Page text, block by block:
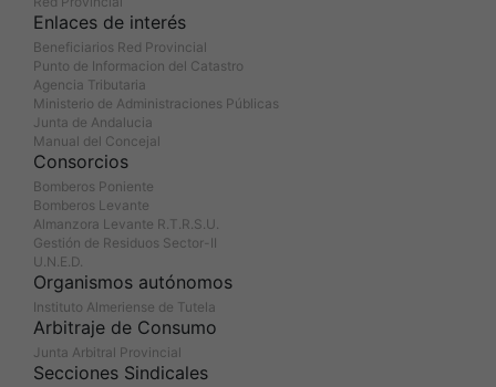
Enlaces de interés
Beneficiarios Red Provincial
Punto de Informacion del Catastro
Agencia Tributaria
Ministerio de Administraciones Públicas
Junta de Andalucia
Manual del Concejal
Consorcios
Bomberos Poniente
Bomberos Levante
Almanzora Levante R.T.R.S.U.
Gestión de Residuos Sector-II
U.N.E.D.
Organismos autónomos
Instituto Almeriense de Tutela
Arbitraje de Consumo
Junta Arbitral Provincial
Secciones Sindicales